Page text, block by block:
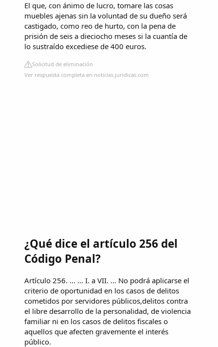
El que, con ánimo de lucro, tomare las cosas
muebles ajenas sin la voluntad de su dueño será
castigado, como reo de hurto, con la pena de
prisión de seis a dieciocho meses si la cuantía de
lo sustraído excediese de 400 euros.
Solicitud de eliminación
Ver respuesta completa en noticias.juridicas.com
¿Qué dice el artículo 256 del
Código Penal?
Artículo 256. ... ... I. a VII. ... No podrá aplicarse el
criterio de oportunidad en los casos de delitos
cometidos por servidores públicos,delitos contra
el libre desarrollo de la personalidad, de violencia
familiar ni en los casos de delitos fiscales o
aquellos que afecten gravemente el interés
público.